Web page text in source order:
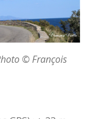
© François